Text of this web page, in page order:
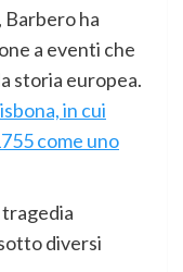
ha
a eventi che
storia europea.
in cui
come uno
diversi